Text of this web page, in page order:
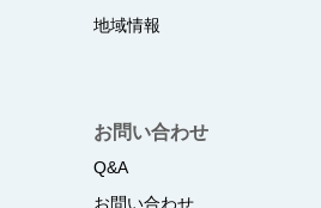
地域情報
お問い合わせ
Q&A
お問い合わせ